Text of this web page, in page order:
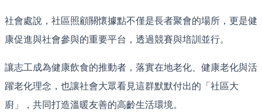
社會處說，社區照顧關懷據點不僅是長者聚會的場所，更是健
康促進與社會參與的重要平台，透過競賽與培訓並行。
讓志工成為健康飲食的推動者，落實在地老化、健康老化與活
躍老化理念，也讓社會大眾看見這群默默付出的「社區大
廚」，共同打造溫暖友善的高齡生活環境。